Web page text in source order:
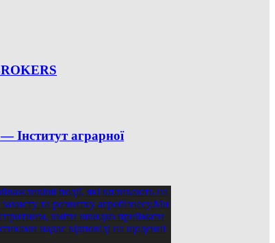
Інститут аграрної